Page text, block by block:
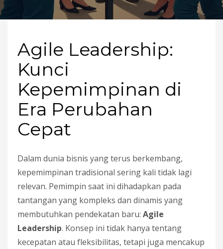
Agile Leadership:
Kunci
Kepemimpinan di
Era Perubahan
Cepat
Dalam dunia bisnis yang terus berkembang,
kepemimpinan tradisional sering kali tidak lagi
relevan. Pemimpin saat ini dihadapkan pada
tantangan yang kompleks dan dinamis yang
membutuhkan pendekatan baru: Agile
Leadership. Konsep ini tidak hanya tentang
kecepatan atau fleksibilitas, tetapi juga mencakup